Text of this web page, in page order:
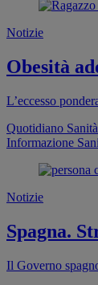
Notizie
Obesità
L’eccesso
Quotidiano Sanità
Informazione
Notizie
Spagna.
Il Governo